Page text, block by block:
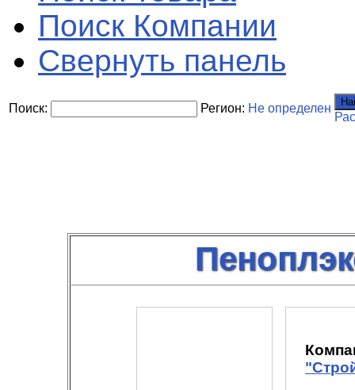
Поиск Компании
Свернуть панель
Поиск: Регион: Не определен